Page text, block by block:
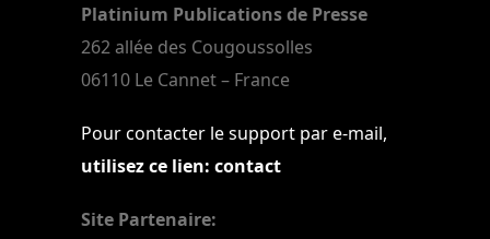
Platinium Publications de Presse
262 allée des Cougoussolles
06110 Le Cannet – France
Pour contacter le support par e-mail,
utilisez ce lien: contact
Site Partenaire: